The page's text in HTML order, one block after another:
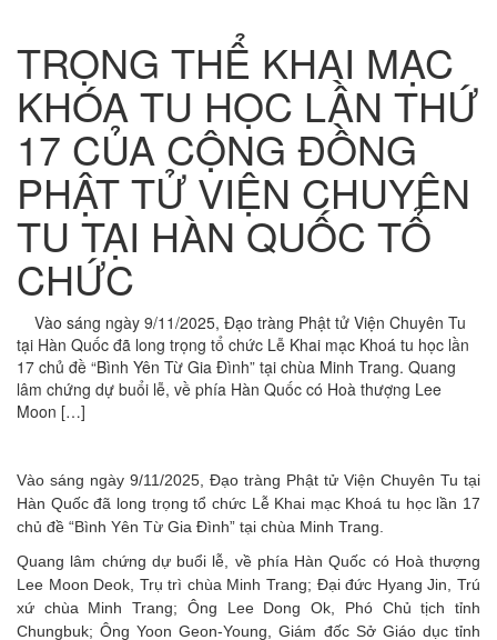
TRỌNG THỂ KHAI MẠC
KHÓA TU HỌC LẦN THỨ
17 CỦA CỘNG ĐỒNG
PHẬT TỬ VIỆN CHUYÊN
TU TẠI HÀN QUỐC TỔ
CHỨC
Vào sáng ngày 9/11/2025, Đạo tràng Phật tử Viện Chuyên Tu
tại Hàn Quốc đã long trọng tổ chức Lễ Khai mạc Khoá tu học lần
17 chủ đề “Bình Yên Từ Gia Đình” tại chùa Minh Trang. Quang
lâm chứng dự buổi lễ, về phía Hàn Quốc có Hoà thượng Lee
Moon […]
Vào sáng ngày 9/11/2025, Đạo tràng Phật tử Viện Chuyên Tu tại
Hàn Quốc đã long trọng tổ chức Lễ Khai mạc Khoá tu học lần 17
chủ đề “Bình Yên Từ Gia Đình” tại chùa Minh Trang.
Quang lâm chứng dự buổi lễ, về phía Hàn Quốc có Hoà thượng
Lee Moon Deok, Trụ trì chùa Minh Trang; Đại đức Hyang Jin, Trú
xứ chùa Minh Trang; Ông Lee Dong Ok, Phó Chủ tịch tỉnh
Chungbuk; Ông Yoon Geon-Young, Giám đốc Sở Giáo dục tỉnh